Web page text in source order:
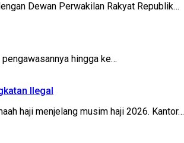
Dewan Perwakilan Rakyat Republik…
hingga ke…
Ilegal
haji menjelang musim haji 2026. Kantor…